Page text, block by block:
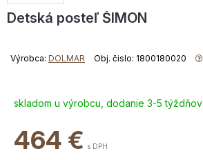
Detská posteľ ŠIMON
Výrobca: DOLMAR Obj. čislo: 1800180020
skladom u výrobcu, dodanie 3-5 týždňov
464 € s DPH